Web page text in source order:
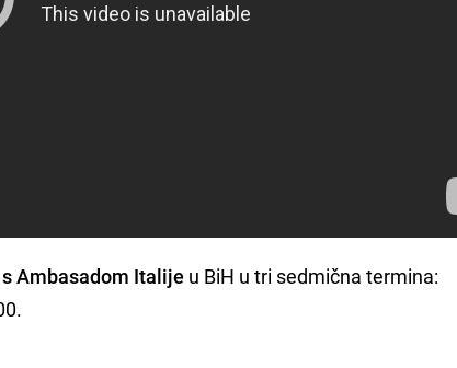
Ambasadom Italije u BiH u tri sedmična termina: